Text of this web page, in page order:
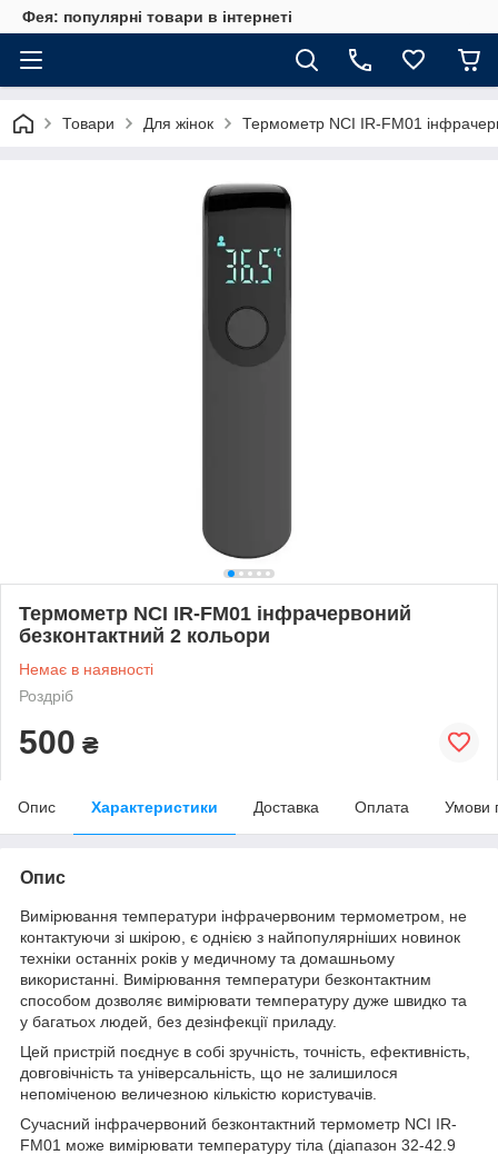
Фея: популярні товари в інтернеті
Товари Для жінок Термометр NCI IR-FM01
Термометр NCI IR-FM01 інфрачервоний
безконтактний 2 кольори
Немає в наявності
Роздріб
500 ₴
Опис Характеристики Доставка Оплата Умови
Опис
Вимірювання температури інфрачервоним термометром, не
контактуючи зі шкірою, є однією з найпопулярніших новинок
техніки останніх років у медичному та домашньому
використанні. Вимірювання температури безконтактним
способом дозволяє вимірювати температуру дуже швидко та
у багатьох людей, без дезінфекції приладу.
Цей пристрій поєднує в собі зручність, точність, ефективність,
довговічність та універсальність, що не залишилося
непоміченою величезною кількістю користувачів.
Сучасний інфрачервоний безконтактний термометр NCI IR-
FM01 може вимірювати температуру тіла (діапазон 32-42.9